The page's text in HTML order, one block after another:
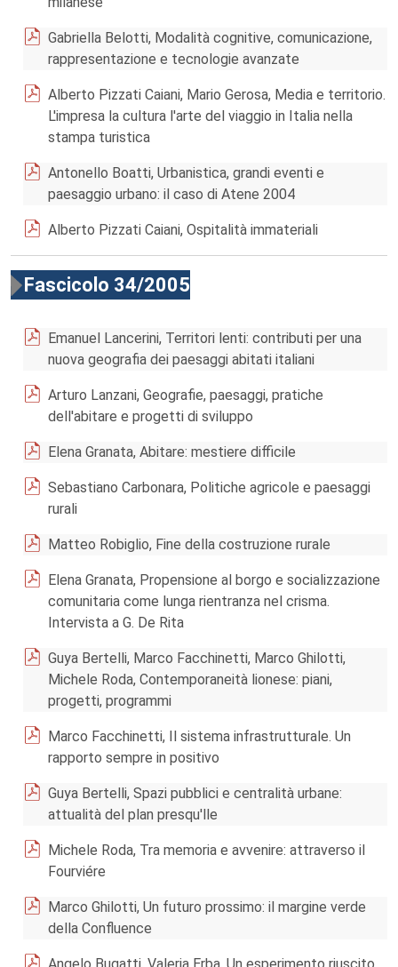
Gabriella Belotti, Modalità cognitive, comunicazione,
rappresentazione e tecnologie avanzate
Alberto Pizzati Caiani, Mario Gerosa, Media e territorio.
L'impresa la cultura l'arte del viaggio in Italia nella
stampa turistica
Antonello Boatti, Urbanistica, grandi eventi e
paesaggio urbano: il caso di Atene 2004
Alberto Pizzati Caiani, Ospitalità immateriali
Fascicolo 34/2005
Emanuel Lancerini, Territori lenti: contributi per una
nuova geografia dei paesaggi abitati italiani
Arturo Lanzani, Geografie, paesaggi, pratiche
dell'abitare e progetti di sviluppo
Elena Granata, Abitare: mestiere difficile
Sebastiano Carbonara, Politiche agricole e paesaggi
rurali
Matteo Robiglio, Fine della costruzione rurale
Elena Granata, Propensione al borgo e socializzazione
comunitaria come lunga rientranza nel crisma.
Intervista a G. De Rita
Guya Bertelli, Marco Facchinetti, Marco Ghilotti,
Michele Roda, Contemporaneità lionese: piani,
progetti, programmi
Marco Facchinetti, Il sistema infrastrutturale. Un
rapporto sempre in positivo
Guya Bertelli, Spazi pubblici e centralità urbane:
attualità del plan presqu'lle
Michele Roda, Tra memoria e avvenire: attraverso il
Fourviére
Marco Ghilotti, Un futuro prossimo: il margine verde
della Confluence